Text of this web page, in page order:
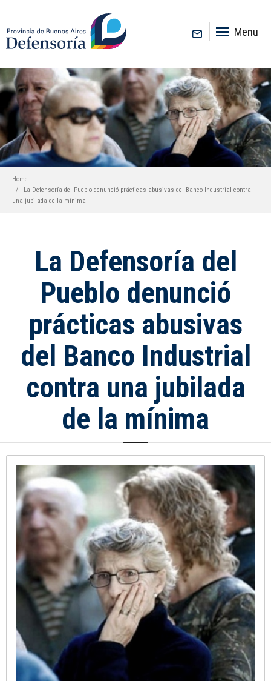
Menu
Home
La Defensoría del Pueblo denunció prácticas abusivas del Banco Industrial contra
una jubilada de la mínima
La Defensoría del
Pueblo denunció
prácticas abusivas
del Banco Industrial
contra una jubilada
de la mínima